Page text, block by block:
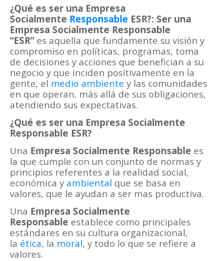
¿Qué es ser una Empresa
Socialmente Responsable ESR?: Ser una
Empresa Socialmente Responsable
“ESR” es aquella que fundamente su visión y
compromiso en políticas, programas, toma
de decisiones y acciones que benefician a su
negocio y que inciden positivamente en la
gente, el medio ambiente y las comunidades
en que operan, más allá de sus obligaciones,
atendiendo sus expectativas.
¿Qué es ser una Empresa Socialmente
Responsable ESR?
Una Empresa Socialmente Responsable es
la que cumple con un conjunto de normas y
principios referentes a la realidad social,
económica y ambiental que se basa en
valores, que le ayudan a ser mas productiva.
Una Empresa Socialmente
Responsable establece como principales
estándares en su cultura organizacional,
la ética, la moral, y todo lo que se refiere a
valores.